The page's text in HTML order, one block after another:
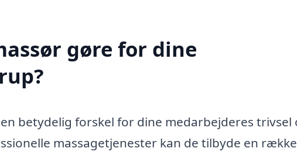
gøre for dine
betydelig forskel for dine medarbejderes trivsel
massagetjenester kan de tilbyde en række